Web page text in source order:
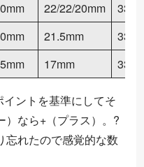
22/22/20mm
336g
21.5mm
330g
17mm 336g
ントを基準にしてそ
）なら+（プラス）。?
忘れたので感覚的な数